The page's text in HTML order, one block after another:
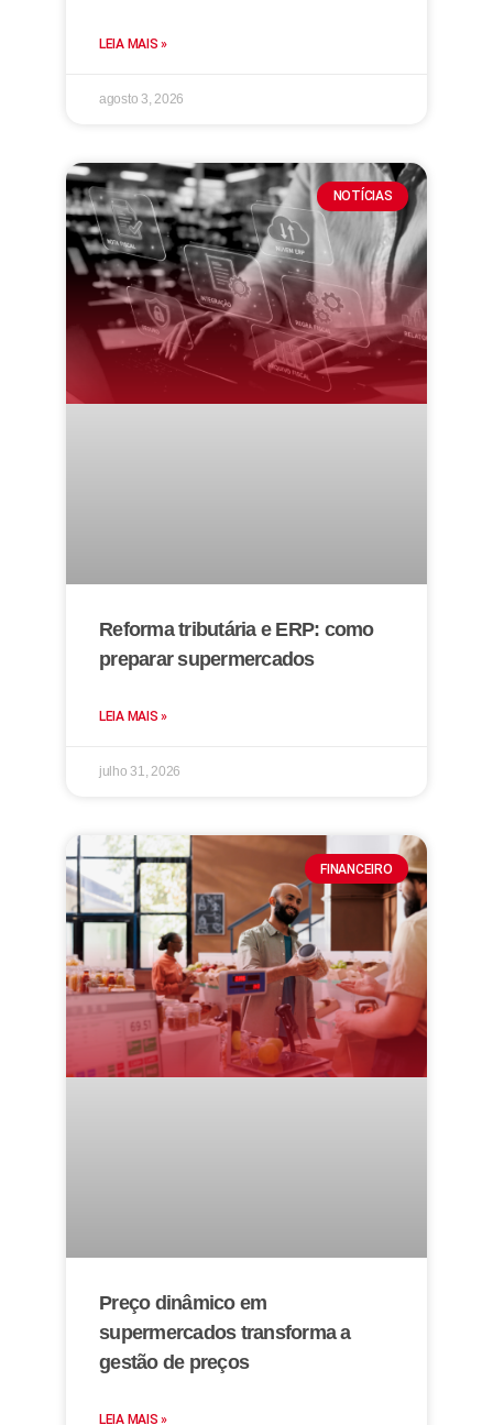
LEIA MAIS »
agosto 3, 2026
NOTÍCIAS
Reforma tributária e ERP: como
preparar supermercados
LEIA MAIS »
julho 31, 2026
FINANCEIRO
Preço dinâmico em
supermercados transforma a
gestão de preços
LEIA MAIS »